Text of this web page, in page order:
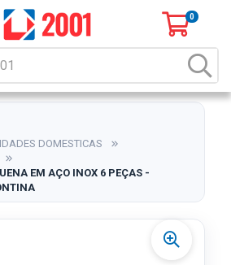
0
DOMESTICAS
EM AÇO INOX 6 PEÇAS -